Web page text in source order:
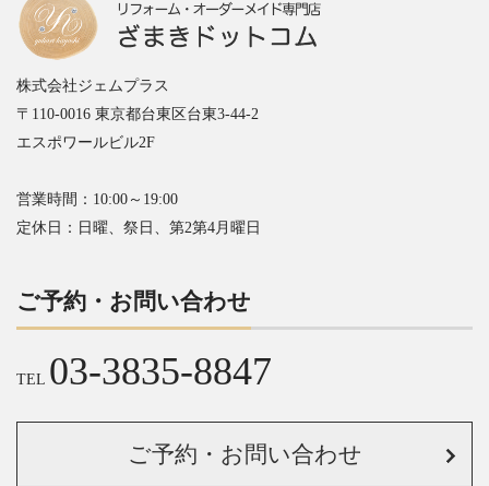
株式会社ジェムプラス
〒110-0016 東京都台東区台東3-44-2
エスポワールビル2F
営業時間：10:00～19:00
定休日：日曜、祭日、第2第4月曜日
ご予約・お問い合わせ
TEL 03-3835-8847
ご予約・お問い合わせ